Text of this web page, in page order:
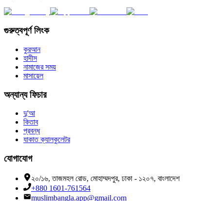
গুরুত্বপূর্ণ লিংক
কুরআন
হাদীস
নামাজের সময়
মাসায়েল
অন্যান্য ফিচার
দু'আ
কিতাব
প্রবন্ধ
যাকাত ক্যালকুলেটর
যোগাযোগ
২০/১৬, তাজমহল রোড, মোহাম্মদপুর, ঢাকা - ১২০৭, বাংলাদেশ
+880 1601-761564
muslimbangla.app@gmail.com